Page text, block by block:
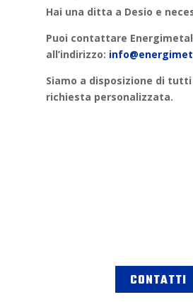
Hai una ditta a Desio e
Puoi contattare Energimetal
all’indirizzo:
Siamo a disposizione di
richiesta personalizzata.
CONTATTI